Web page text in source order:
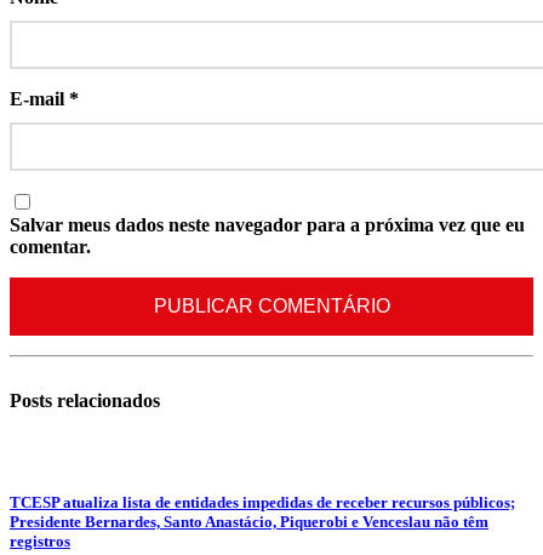
E-mail *
Salvar meus dados neste navegador para a próxima vez que eu
comentar.
Posts relacionados
TCESP atualiza lista de entidades impedidas de receber recursos públicos;
Presidente Bernardes, Santo Anastácio, Piquerobi e Venceslau não têm
registros